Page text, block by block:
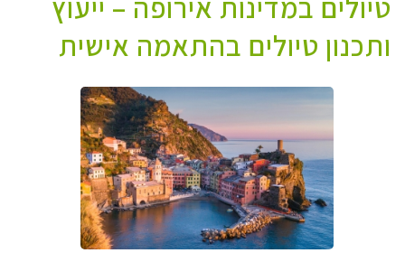
ותכנון טיולים בהתאמה אישית